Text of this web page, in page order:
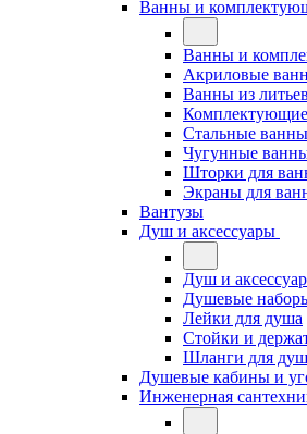
Ванны и
Ванны и
Акриловые
Ванны из
Стальные ванны
Чугунные
Шторки для
Экраны для
Вантузы
Душ и аксессуары
Душ и
Душевые
Лейки для душа
Стойки и
Шланги для
Душевые кабины и
Инженерная